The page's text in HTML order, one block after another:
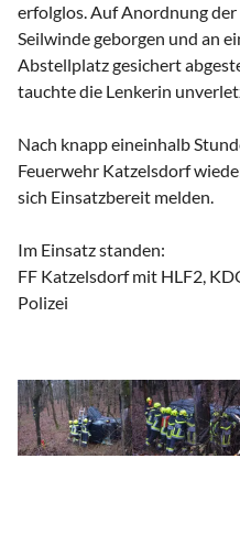
erfolglos. Auf Anordnung
Seilwinde geborgen und an
Abstellplatz gesichert
tauchte die Lenkerin
Nach knapp eineinhalb
Feuerwehr Katzelsdorf
sich Einsatzbereit melden.
Im Einsatz standen:
FF Katzelsdorf mit HLF2,
Polizei